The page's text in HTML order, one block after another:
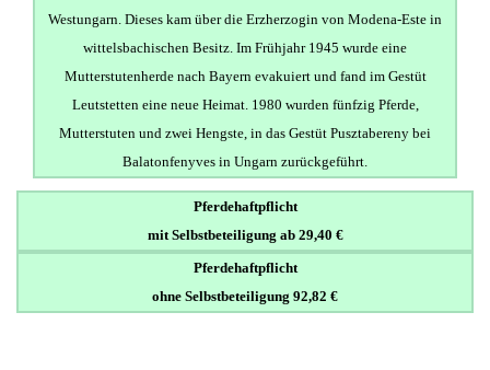
Westungarn. Dieses kam über die Erzherzogin von Modena-Este in
wittelsbachischen Besitz. Im Frühjahr 1945 wurde eine
Mutterstutenherde nach Bayern evakuiert und fand im Gestüt
Leutstetten eine neue Heimat. 1980 wurden fünfzig Pferde,
Mutterstuten und zwei Hengste, in das Gestüt Pusztabereny bei
Balatonfenyves in Ungarn zurückgeführt.
Pferdehaftpflicht
mit Selbstbeteiligung ab 29,40 €
Pferdehaftpflicht
ohne Selbstbeteiligung 92,82 €